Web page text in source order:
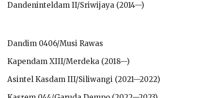
Dandeninteldam II/Sriwijaya (2014—)
Dandim 0406/Musi Rawas
Kapendam XIII/Merdeka (2018—)
Asintel Kasdam III/Siliwangi (2021—2022)